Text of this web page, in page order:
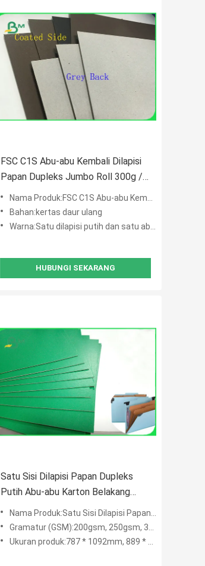
FSC C1S Abu-abu Kembali Dilapisi
Papan Dupleks Jumbo Roll 300g /
350g / 450g
Nama Produk:FSC C1S Abu-abu Kembali Dilapisi Papan Dupleks Jumbo Roll 300g / 350g / 450g
Bahan:kertas daur ulang
Warna:Satu dilapisi putih dan satu abu-abu
HUBUNGI SEKARANG
Satu Sisi Dilapisi Papan Dupleks
Putih Abu-abu Karton Belakang
250gsm 300gsm Daur Ulang
Nama Produk:Satu Sisi Dilapisi Papan Dupleks Putih Abu-abu karton belakang 250gsm 300gsm Daur Ulang
Gramatur (GSM):200gsm, 250gsm, 300gsm, 350gsm, 400gsm, 450gsm, desain kaleng lainnya
Ukuran produk:787 * 1092mm, 889 * 1194mm